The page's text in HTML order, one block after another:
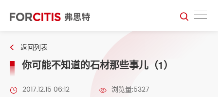
返回列表
你可能不知道的石材那些事儿（1）
2017.12.15 06:12 浏览量:5327